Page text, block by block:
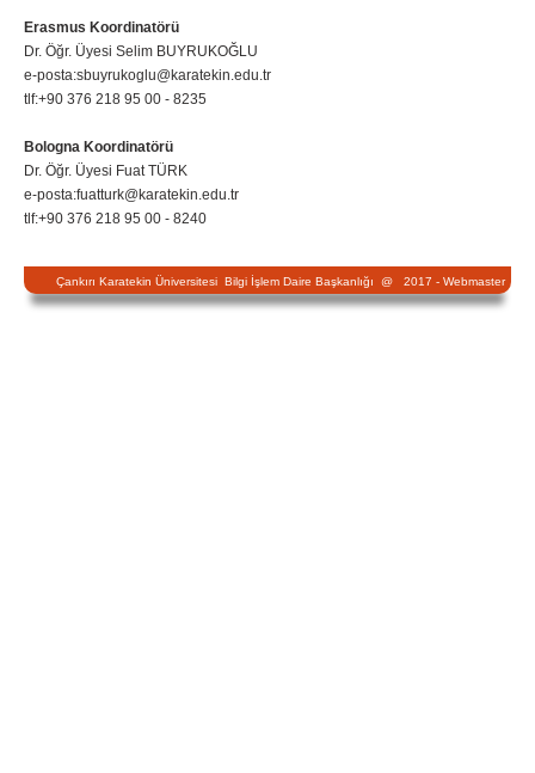
Erasmus Koordinatörü
Dr. Öğr. Üyesi Selim BUYRUKOĞLU
e-posta:sbuyrukoglu@karatekin.edu.tr
tlf:+90 376 218 95 00 - 8235
Bologna Koordinatörü
Dr. Öğr. Üyesi Fuat TÜRK
e-posta:fuatturk@karatekin.edu.tr
tlf:+90 376 218 95 00 - 8240
Çankırı Karatekin Üniversitesi Bilgi İşlem Daire Başkanlığı @ 2017 - Webmaster